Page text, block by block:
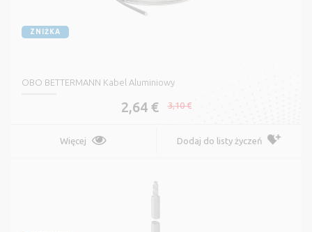
ZNIŻKA
OBO BETTERMANN Kabel Aluminiowy
2,64 € 3,10 €
Więcej Dodaj do listy życzeń